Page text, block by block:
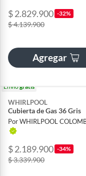
$ 2.829.900 -32%
$ 4.139.900
Agregar
Envíogratis
WHIRLPOOL
Cubierta de Gas 36 Gris
$ 2.189.900 -34%
$ 3.339.900